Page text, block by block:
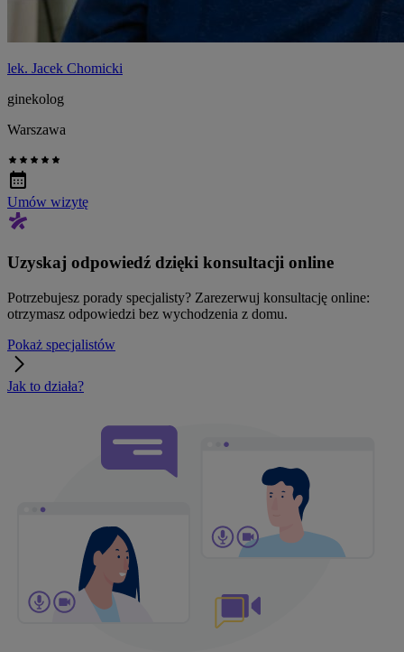
lek. Jacek Chomicki
ginekolog
Warszawa
Umów wizytę
Uzyskaj odpowiedź dzięki konsultacji online
Potrzebujesz porady specjalisty? Zarezerwuj konsultację online:
otrzymasz odpowiedzi bez wychodzenia z domu.
Pokaż specjalistów
Jak to działa?